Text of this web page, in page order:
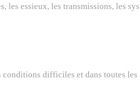
les essieux, les transmissions, les
difficiles et dans toutes